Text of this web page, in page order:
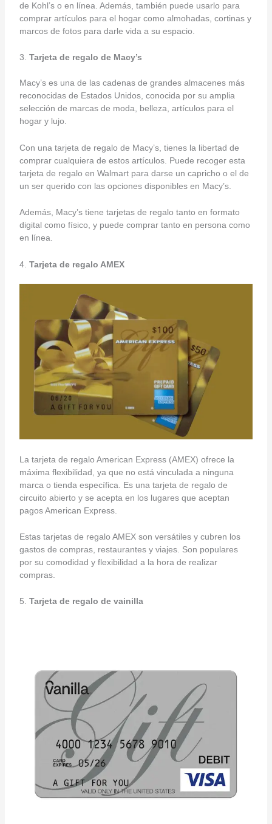
de Kohl’s o en línea. Además, también puede usarlo para
comprar artículos para el hogar como almohadas, cortinas y
marcos de fotos para darle vida a su espacio.
3. Tarjeta de regalo de Macy’s
Macy’s es una de las cadenas de grandes almacenes más
reconocidas de Estados Unidos, conocida por su amplia
selección de marcas de moda, belleza, artículos para el
hogar y lujo.
Con una tarjeta de regalo de Macy’s, tienes la libertad de
comprar cualquiera de estos artículos. Puede recoger esta
tarjeta de regalo en Walmart para darse un capricho o el de
un ser querido con las opciones disponibles en Macy’s.
Además, Macy’s tiene tarjetas de regalo tanto en formato
digital como físico, y puede comprar tanto en persona como
en línea.
4. Tarjeta de regalo AMEX
La tarjeta de regalo American Express (AMEX) ofrece la
máxima flexibilidad, ya que no está vinculada a ninguna
marca o tienda específica. Es una tarjeta de regalo de
circuito abierto y se acepta en los lugares que aceptan
pagos American Express.
Estas tarjetas de regalo AMEX son versátiles y cubren los
gastos de compras, restaurantes y viajes. Son populares
por su comodidad y flexibilidad a la hora de realizar
compras.
5. Tarjeta de regalo de vainilla